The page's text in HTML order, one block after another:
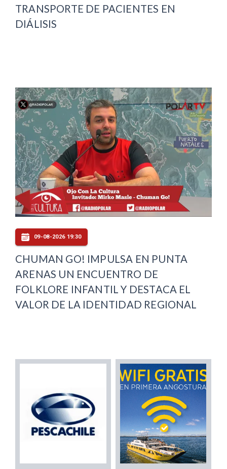
TRANSPORTE DE PACIENTES EN
DIÁLISIS
09-08-2026 19:30
CHUMAN GO! IMPULSA EN PUNTA
ARENAS UN ENCUENTRO DE
FOLKLORE INFANTIL Y DESTACA EL
VALOR DE LA IDENTIDAD REGIONAL